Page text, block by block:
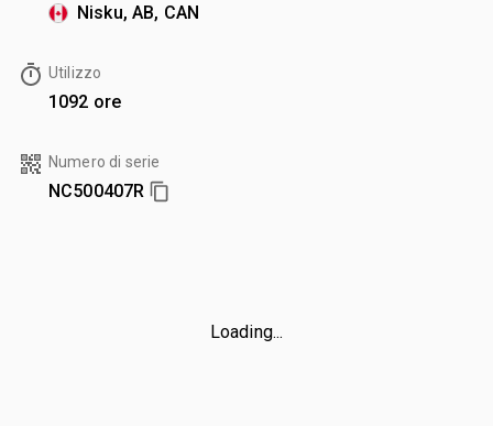
Nisku, AB, CAN
Utilizzo
1092 ore
Numero di serie
NC500407R
Loading...